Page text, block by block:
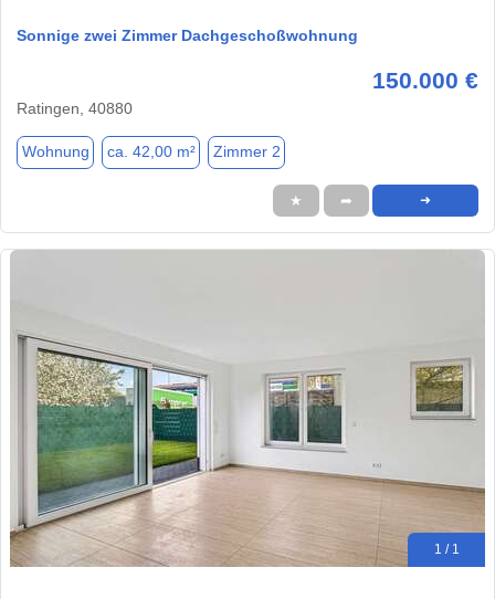
Sonnige zwei Zimmer Dachgeschoßwohnung
150.000 €
Ratingen, 40880
Wohnung ca. 42,00 m² Zimmer 2
★ ➦ ➜
1 / 1